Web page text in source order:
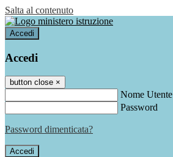
Salta al contenuto
Accedi
Accedi
button close ×
Nome Utente
Password
Password dimenticata?